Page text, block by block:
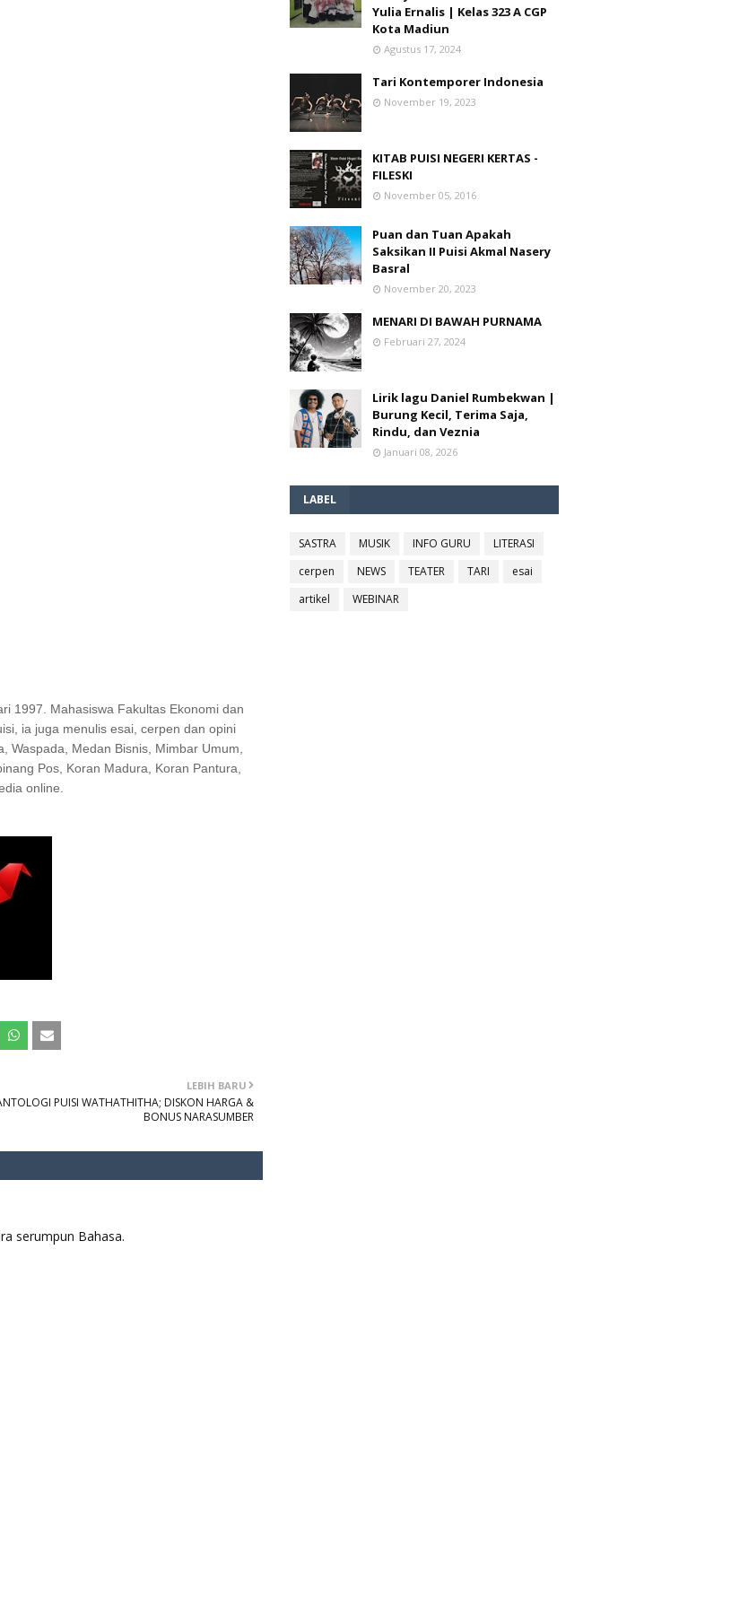
1997. Mahasiswa Fakultas Ekonomi dan
ia juga menulis esai, cerpen dan opini
Waspada, Medan Bisnis, Mimbar Umum,
Pos, Koran Madura, Koran Pantura,
online.
LEBIH BARU
PUISI WATHATHITHA; DISKON HARGA &
BONUS NARASUMBER
serumpun Bahasa.
Yulia Ernalis | Kelas 323 A CGP
Kota Madiun
Agustus 17, 2024
Tari Kontemporer Indonesia
November 19, 2023
KITAB PUISI NEGERI KERTAS -
FILESKI
November 05, 2016
Puan dan Tuan Apakah
Saksikan II Puisi Akmal Nasery
Basral
November 20, 2023
MENARI DI BAWAH PURNAMA
Februari 27, 2024
Lirik lagu Daniel Rumbekwan |
Burung Kecil, Terima Saja,
Rindu, dan Veznia
Januari 08, 2026
LABEL
SASTRA MUSIK INFO GURU
LITERASI
cerpen
NEWS TEATER TARI
esai
artikel
WEBINAR